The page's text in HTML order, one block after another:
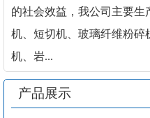
的社会效益，我公司主要
机、短切机、玻璃纤维粉
机、岩...
产品展示